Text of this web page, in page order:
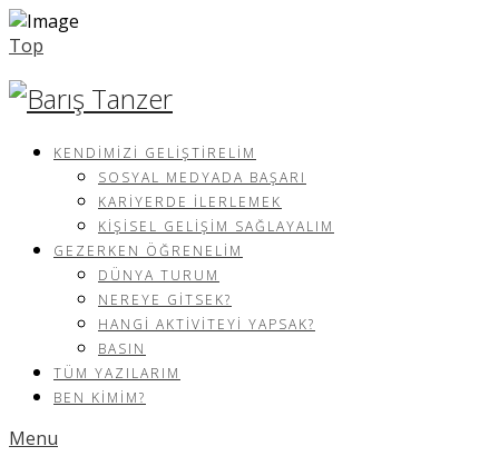
Top
KENDIMIZI GELIŞTIRELIM
SOSYAL MEDYADA BAŞARI
KARIYERDE İLERLEMEK
KIŞISEL GELIŞIM SAĞLAYALIM
GEZERKEN ÖĞRENELIM
DÜNYA TURUM
NEREYE GITSEK?
HANGI AKTIVITEYI YAPSAK?
BASIN
TÜM YAZILARIM
BEN KIMIM?
Menu